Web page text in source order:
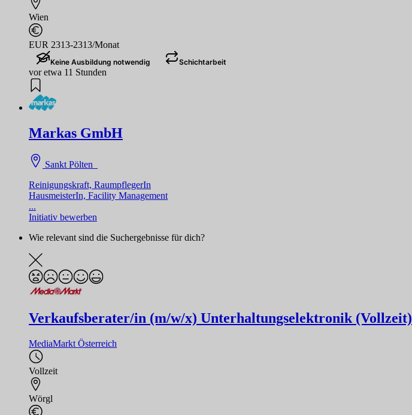
Wien
EUR 2313-2313/Monat
Keine Ausbildung notwendig Schichtarbeit
vor etwa 11 Stunden
Markas GmbH
Sankt Pölten
Reinigungskraft, RaumpflegerIn
HausmeisterIn, Facility Management
...
Initiativ bewerben
Wie relevant sind die Suchergebnisse für dich?
Verkaufsberater/in (m/w/x) Unterhaltungselektronik (Vollzeit)
MediaMarkt Österreich
Vollzeit
Wörgl